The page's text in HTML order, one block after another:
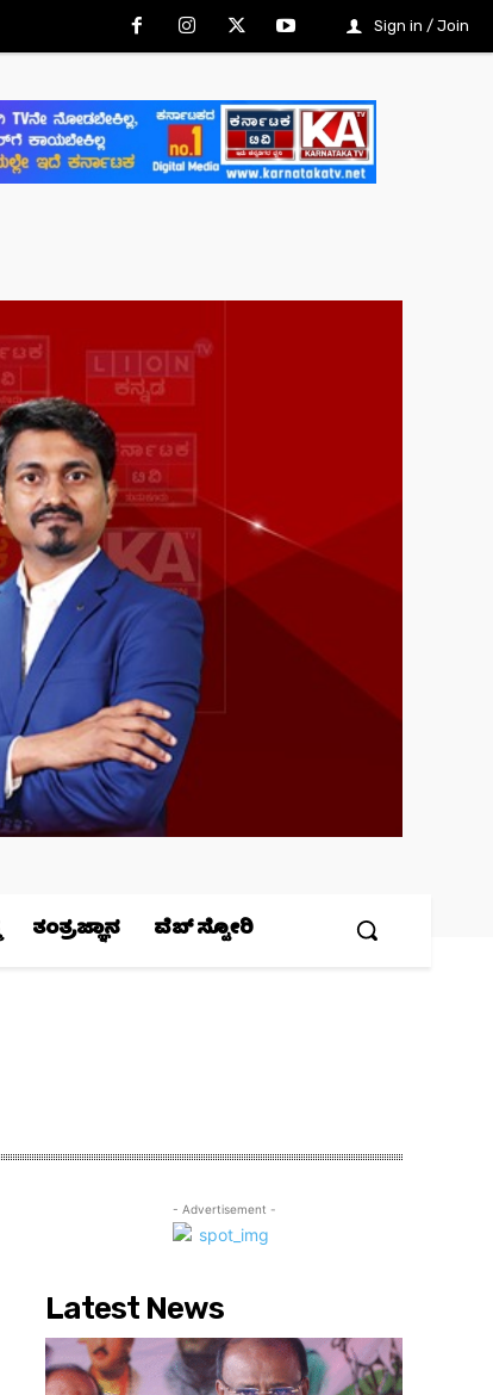
Sign in / Join
ತಂತ್ರಜ್ಞಾನ ವೆಬ್ ಸ್ಟೋರಿ
- Advertisement -
Latest News